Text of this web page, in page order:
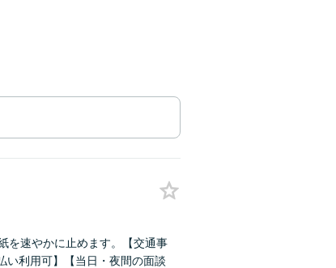
を速やかに止めます。【交通事
い利用可】【当日・夜間の面談